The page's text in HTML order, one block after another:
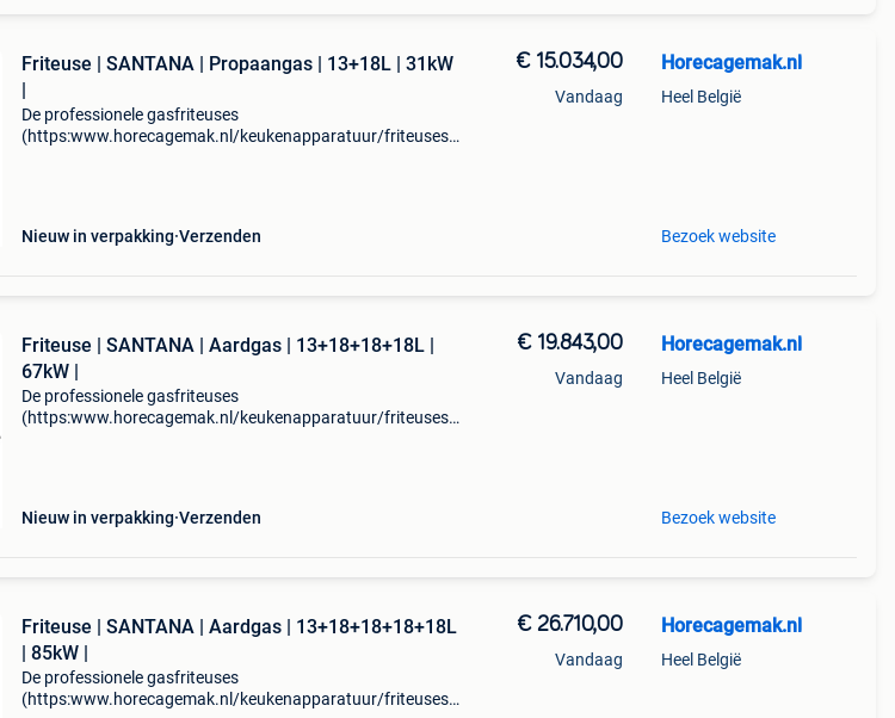
Friteuse | SANTANA | Propaangas | 13+18L | 31kW
|
De professionele gasfriteuses
(https:www.horecagemak.nl/keukenapparatuur/friteuses/)
Nieuw in verpakking Verzenden
€ 15.034,00
Vandaag
Horecagemak.nl
Heel België
Bezoek website
Friteuse | SANTANA | Aardgas | 13+18+18+18L |
67kW |
De professionele gasfriteuses
(https:www.horecagemak.nl/keukenapparatuur/friteuses/)
Nieuw in verpakking Verzenden
€ 19.843,00
Vandaag
Horecagemak.nl
Heel België
Bezoek website
Friteuse | SANTANA | Aardgas | 13+18+18+18+18L
| 85kW |
De professionele gasfriteuses
(https:www.horecagemak.nl/keukenapparatuur/friteuses/)
€ 26.710,00
Vandaag
Horecagemak.nl
Heel België